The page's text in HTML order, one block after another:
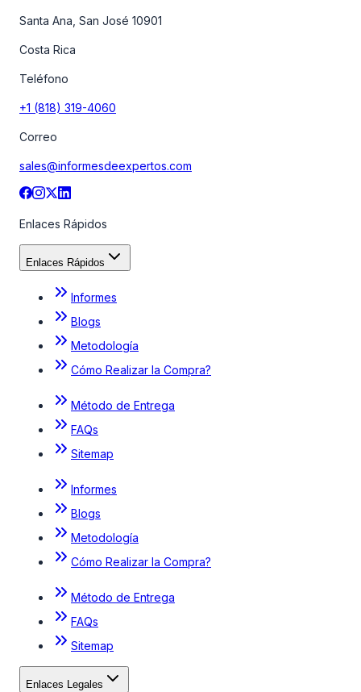
Santa Ana, San José 10901
Costa Rica
Teléfono
+1 (818) 319-4060
Correo
sales@informesdeexpertos.com
Enlaces Rápidos
Enlaces Rápidos
Informes
Blogs
Metodología
Cómo Realizar la Compra?
Método de Entrega
FAQs
Sitemap
Informes
Blogs
Metodología
Cómo Realizar la Compra?
Método de Entrega
FAQs
Sitemap
Enlaces Legales